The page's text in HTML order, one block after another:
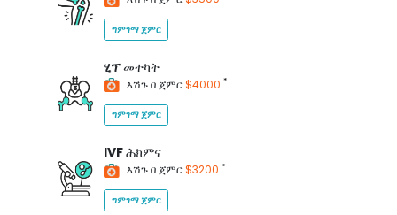
ግምገማ ጀምር
ሂፕመተካት
እሽጉ በ ጀምር$4000 *
ግምገማ ጀምር
IVFሕክምና
እሽጉ በ ጀምር$3200 *
ግምገማ ጀምር